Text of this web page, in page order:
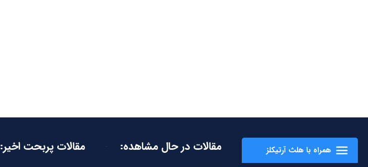
همراه با هلث آرتیکلز مقالات در حال مشاهده: مقالات پربحت اخیر: